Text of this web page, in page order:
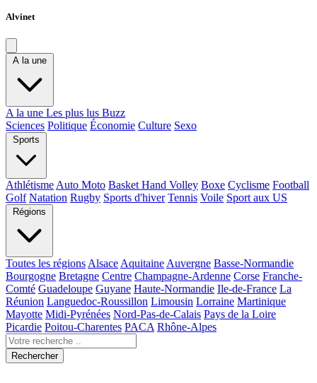
Alvinet
A la une
A la une Les plus lus Buzz
Sciences Politique Économie Culture Sexo
Sports
Athlétisme Auto Moto Basket Hand Volley Boxe Cyclisme Football
Golf Natation Rugby Sports d'hiver Tennis Voile Sport aux US
Régions
Toutes les régions Alsace Aquitaine Auvergne Basse-Normandie
Bourgogne Bretagne Centre Champagne-Ardenne Corse Franche-
Comté Guadeloupe Guyane Haute-Normandie Ile-de-France La
Réunion Languedoc-Roussillon Limousin Lorraine Martinique
Mayotte Midi-Pyrénées Nord-Pas-de-Calais Pays de la Loire
Picardie Poitou-Charentes PACA Rhône-Alpes
Rechercher